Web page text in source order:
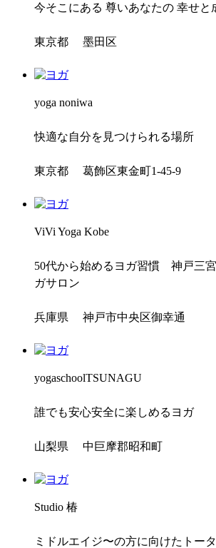
今そこにある 尊いあなたの 幸せと
東京都 墨田区
yoga noniwa
快適な自分を見つけられる場所
東京都 葛飾区東金町1-45-9
ViVi Yoga Kobe
50代から始めるヨガ習慣 神戸三
ガサロン
兵庫県 神戸市中央区御幸通
yogaschoolTSUNAGU
誰でも安心安全に楽しめるヨガ
山梨県 中巨摩郡昭和町
Studio 椿
ミドルエイジ〜の方に向けたトー